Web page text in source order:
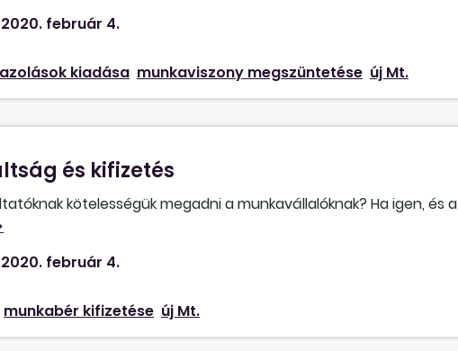
2020. február 4.
kiadása munkaviszony megszüntetése új Mt.
és kifizetés
kötelességük megadni a munkavállalóknak? Ha igen, és a
jogorvoslatért?
2020. február 4.
munkabér kifizetése új Mt.